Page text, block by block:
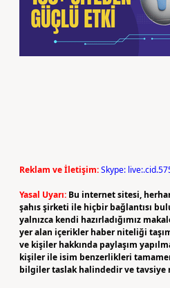
Reklam ve İletişim:Skype:
Yasal Uyarı: Bu internet sitesi,
şahıs şirketi ile hiçbir bağlantısı
yalnızca kendi hazırladığımız
yer alan içerikler haber niteliği
ve kişiler hakkında paylaşım
kişiler ile isim benzerlikleri
bilgiler taslak halindedir ve tavsiye